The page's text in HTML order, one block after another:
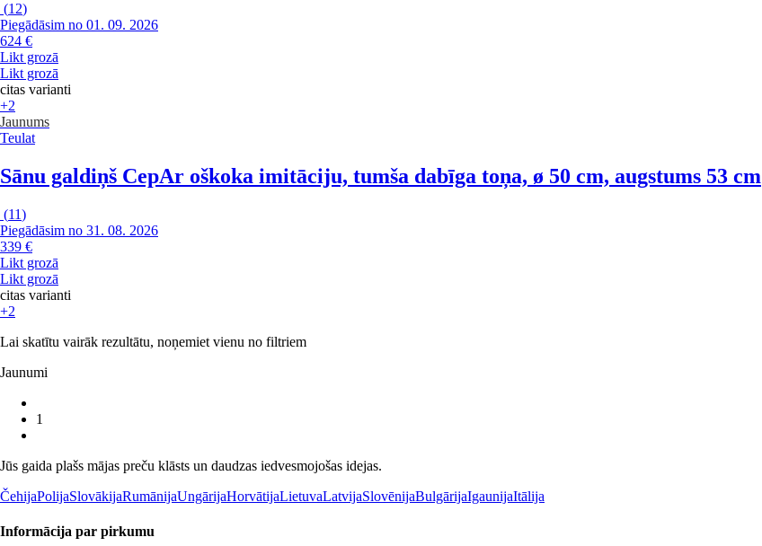
(12)
Piegādāsim no 01. 09. 2026
624 €
Likt grozā
Likt grozā
citas varianti
+2
Jaunums
Teulat
Sānu galdiņš CepAr oškoka imitāciju, tumša dabīga toņa, ø 50 cm, augstums 53 cm
(11)
Piegādāsim no 31. 08. 2026
339 €
Likt grozā
Likt grozā
citas varianti
+2
Lai skatītu vairāk rezultātu, noņemiet vienu no filtriem
Jaunumi
1
Jūs gaida plašs mājas preču klāsts un daudzas iedvesmojošas idejas.
ČehijaPolijaSlovākijaRumānijaUngārijaHorvātijaLietuvaLatvijaSlovēnijaBulgārijaIgaunijaItālija
Informācija par pirkumu